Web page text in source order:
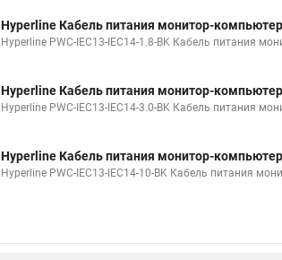
Hyperline Кабель питания монитор-компьютер
Hyperline PWC-IEC13-IEC14-1.8-BK Кабель питания
Hyperline Кабель питания монитор-компьютер
Hyperline PWC-IEC13-IEC14-3.0-BK Кабель питания
Hyperline Кабель питания монитор-компьютер
Hyperline PWC-IEC13-IEC14-10-BK Кабель питания